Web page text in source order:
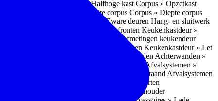
Corpus » Halfhoge kast Corpus » Opzetkast
Corpus » Breedte corpus Corpus » Diepte corpus
Hang- en sluitwerk » Zware deuren Hang- en sluitwerk
» Soorten deur- en ladefronten Keukenkastdeur »
Keukenkastdeur » Afmetingen keukendeur
Keukenkastdeur » Deurgrepen Keukenkastdeur » Let
Achterwanden » Nadelen achterwanden Achterwanden »
Afvalsystemen »
Afvalsystemen » Vrijstaand Afvalsystemen
Inbouwaccessoires » Soorten
Inbouwaccessoires » Handdoekhouder